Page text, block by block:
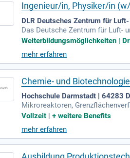
Ingenieur/in, Physiker/in
DLR Deutsches Zentrum für
Das Deutsche Zentrum für Luft-
rter Dampfzellen. Die Stelle hat
ollzeit. Die Anstellung ist
rwartet Sie ein dynamisches
nologien und Innovation!
Weiterbildungsmöglichkeiten |
mehr erfahren
Chemie- und
Hochschule Darmstadt | 64283
Mikroreaktoren,
lt. Die Dualen Studienmodelle
Vollzeit |+weitere Benefits
mehr erfahren